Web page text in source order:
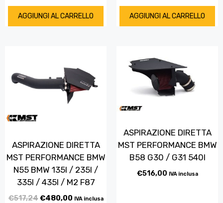
AGGIUNGI AL CARRELLO AGGIUNGI AL CARRELLO
ASPIRAZIONE DIRETTA
MST PERFORMANCE BMW
N55 BMW 135I / 235I /
335I / 435I / M2 F87
€517,24€480,00 IVA inclusa
ASPIRAZIONE DIRETTA
MST PERFORMANCE BMW
B58 G30 / G31 540I
€516,00 IVA inclusa